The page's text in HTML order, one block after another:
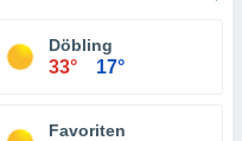
Döbling
33° 17°
Favoriten